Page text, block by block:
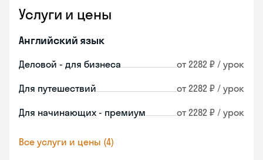
Услуги и цены
Английский язык
Деловой - для бизнеса от 2282 ₽ / урок
Для путешествий от 2282 ₽ / урок
Для начинающих - премиум от 2282 ₽ / урок
Все услуги и цены (4)